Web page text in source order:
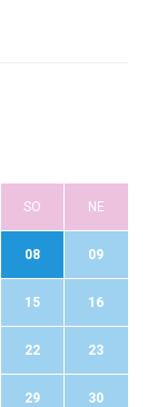
SO NE
08 09
15 16
22 23
29 30